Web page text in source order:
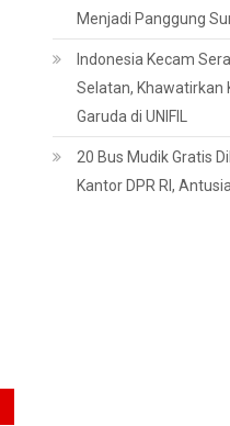
Menjadi Panggung
Indonesia Kecam
Selatan, Khawatirkan
Garuda di UNIFIL
20 Bus Mudik Gratis
Kantor DPR RI,